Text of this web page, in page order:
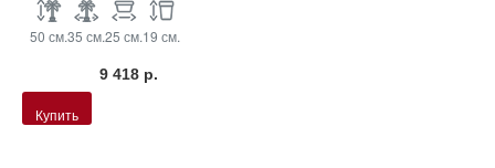
50 см.35 см.25 см.19 см.
9 418 р.
Купить